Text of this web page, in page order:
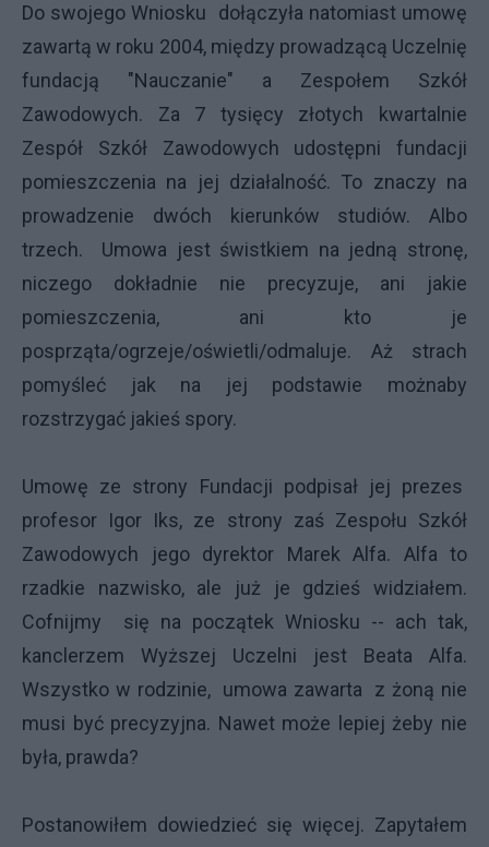
Do swojego Wniosku dołączyła natomiast umowę
zawartą w roku 2004, między prowadzącą Uczelnię
fundacją "Nauczanie" a Zespołem Szkół
Zawodowych. Za 7 tysięcy złotych kwartalnie
Zespół Szkół Zawodowych udostępni fundacji
pomieszczenia na jej działalność. To znaczy na
prowadzenie dwóch kierunków studiów. Albo
trzech. Umowa jest świstkiem na jedną stronę,
niczego dokładnie nie precyzuje, ani jakie
pomieszczenia, ani kto je
posprząta/ogrzeje/oświetli/odmaluje. Aż strach
pomyśleć jak na jej podstawie możnaby
rozstrzygać jakieś spory.
Umowę ze strony Fundacji podpisał jej prezes
profesor Igor Iks, ze strony zaś Zespołu Szkół
Zawodowych jego dyrektor Marek Alfa. Alfa to
rzadkie nazwisko, ale już je gdzieś widziałem.
Cofnijmy się na początek Wniosku -- ach tak,
kanclerzem Wyższej Uczelni jest Beata Alfa.
Wszystko w rodzinie, umowa zawarta z żoną nie
musi być precyzyjna. Nawet może lepiej żeby nie
była, prawda?
Postanowiłem dowiedzieć się więcej. Zapytałem